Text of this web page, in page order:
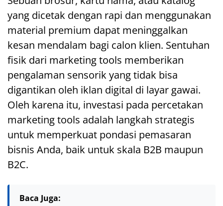
yang dicetak dengan rapi dan menggunakan
material premium dapat meninggalkan
kesan mendalam bagi calon klien. Sentuhan
fisik dari marketing tools memberikan
pengalaman sensorik yang tidak bisa
digantikan oleh iklan digital di layar gawai.
Oleh karena itu, investasi pada percetakan
marketing tools adalah langkah strategis
untuk memperkuat pondasi pemasaran
bisnis Anda, baik untuk skala B2B maupun
B2C.
Baca Juga: